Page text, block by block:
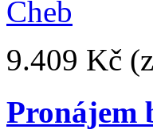
9.409 Kč
Pronájem